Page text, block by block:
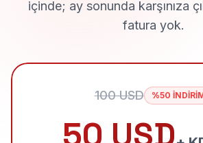
içinde; ay sonunda karşınıza
fatura yok.
100 USD %50